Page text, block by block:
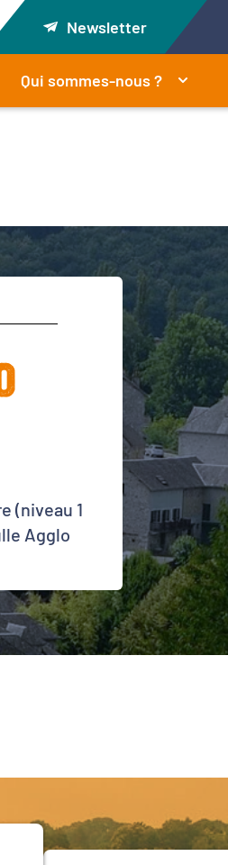
Newsletter
Qui sommes-nous ?
(niveau 1
Agglo